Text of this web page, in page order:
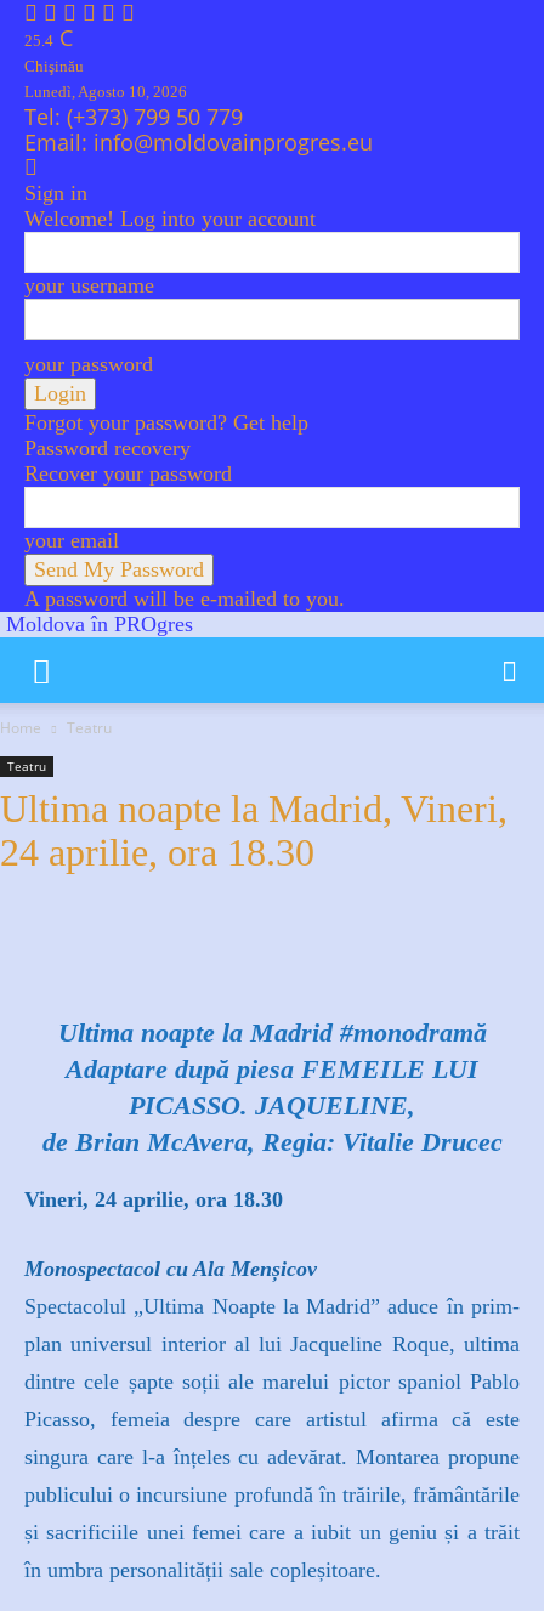
25.4 C
Chişinău
Lunedì, Agosto 10, 2026
Tel: (+373) 799 50 779
Email: info@moldovainprogres.eu
Sign in
Welcome! Log into your account
your username
your password
Forgot your password? Get help
Password recovery
Recover your password
your email
A password will be e-mailed to you.
Moldova în PROgres
Home Teatru
Teatru
Ultima noapte la Madrid, Vineri,
24 aprilie, ora 18.30
Ultima noapte la Madrid #monodramă
Adaptare după piesa FEMEILE LUI
PICASSO. JAQUELINE,
de Brian McAvera, Regia: Vitalie Drucec
Vineri, 24 aprilie, ora 18.30
Monospectacol cu Ala Menșicov
Spectacolul „Ultima Noapte la Madrid” aduce în prim-
plan universul interior al lui Jacqueline Roque, ultima
dintre cele șapte soții ale marelui pictor spaniol Pablo
Picasso, femeia despre care artistul afirma că este
singura care l-a înțeles cu adevărat. Montarea propune
publicului o incursiune profundă în trăirile, frământările
și sacrificiile unei femei care a iubit un geniu și a trăit
în umbra personalității sale copleșitoare.